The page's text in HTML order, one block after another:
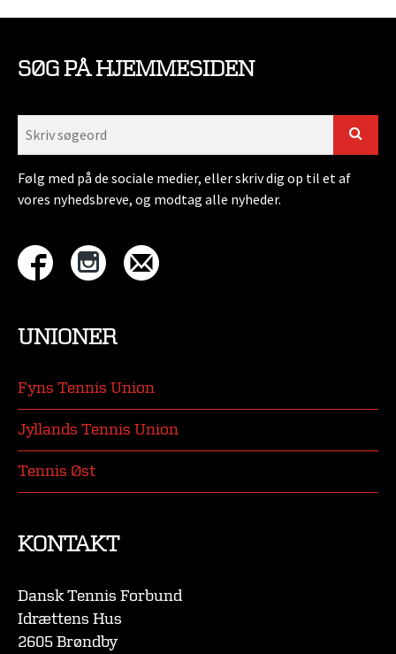
SØG PÅ HJEMMESIDEN
Følg med på de sociale medier, eller skriv dig op til et af
vores nyhedsbreve, og modtag alle nyheder.
UNIONER
Fyns Tennis Union
Jyllands Tennis Union
Tennis Øst
KONTAKT
Dansk Tennis Forbund
Idrættens Hus
2605 Brøndby